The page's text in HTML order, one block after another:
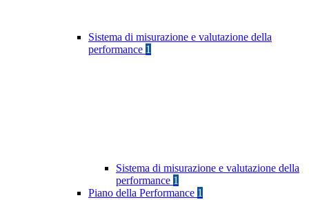
Sistema di misurazione e valutazione della
performance 1
Sistema di misurazione e valutazione della
performance 1
Piano della Performance 1